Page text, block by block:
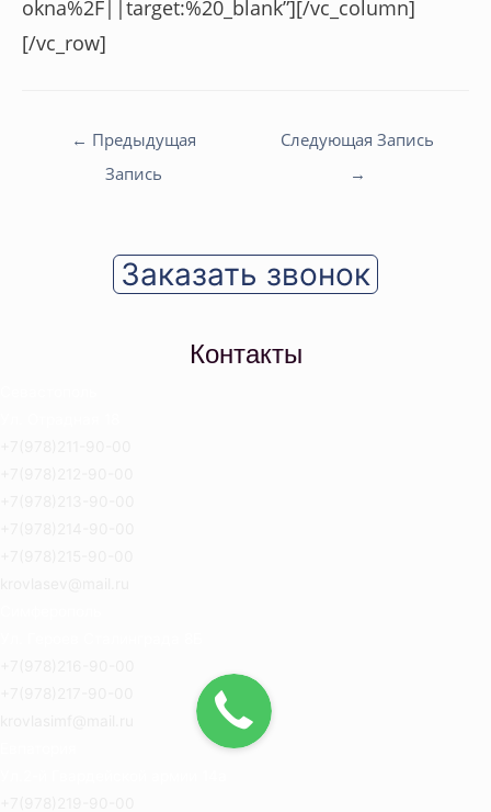
okna%2F||target:%20_blank”][/vc_column]
[/vc_row]
Навигация
← Предыдущая
Запись
Следующая Запись
→
Заказать звонок
Контакты